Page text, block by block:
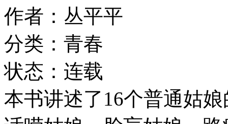
作者：丛平平
分类：青春
状态：连载
本书讲述了16个普通姑